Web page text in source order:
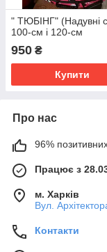
" TЮБІНГ" (Надувні
100-см і 120-см
950 ₴
Купити
Про нас
96% позитивних
Працює з
м. Харків
Вул.
Контакти